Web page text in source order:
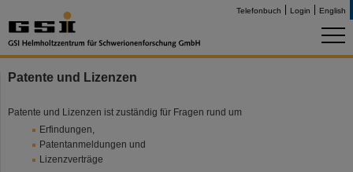
Telefonbuch Login English
Patente und Lizenzen
Patente und Lizenzen ist zuständig für Fragen rund um
Erfindungen,
Patentanmeldungen und
Lizenzverträge